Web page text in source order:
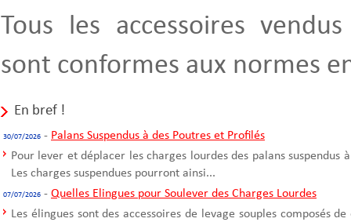
Tous les accessoires
sont conformes aux normes
En bref !
30/07/2026 - Palans Suspendus à des Poutres et Profilés
Pour lever et déplacer les charges lourdes des palans suspendus
Les charges suspendues pourront ainsi...
07/07/2026 - Quelles Elingues pour Soulever des Charges Lourdes
Les élingues sont des accessoires de levage souples composés